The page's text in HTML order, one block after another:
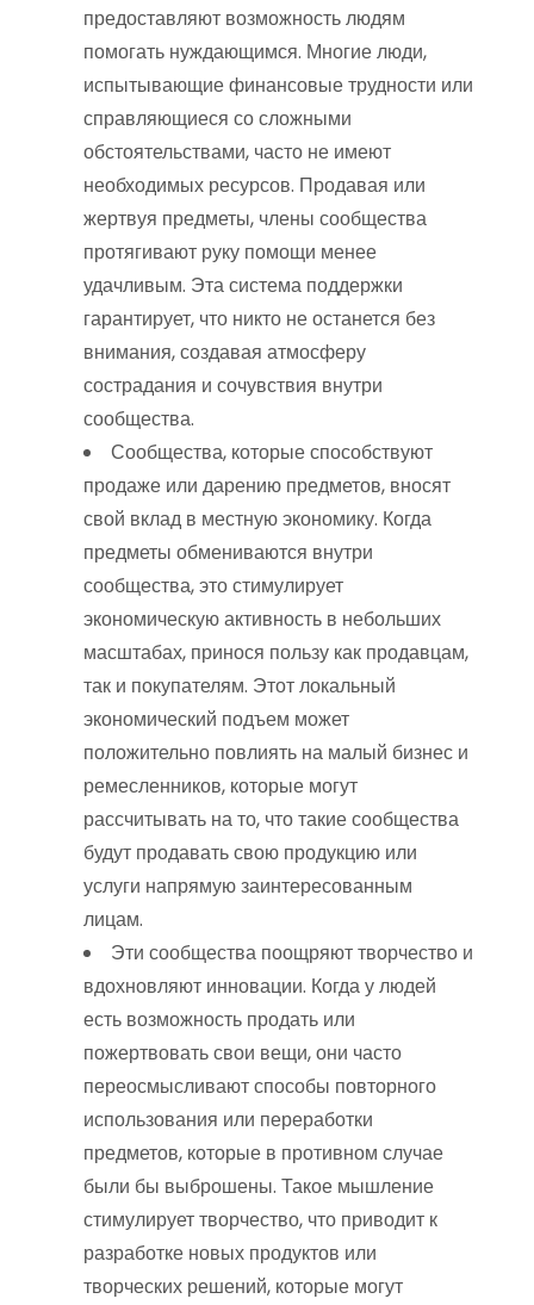
предоставляют возможность людям
помогать нуждающимся. Многие люди,
испытывающие финансовые трудности или
справляющиеся со сложными
обстоятельствами, часто не имеют
необходимых ресурсов. Продавая или
жертвуя предметы, члены сообщества
протягивают руку помощи менее
удачливым. Эта система поддержки
гарантирует, что никто не останется без
внимания, создавая атмосферу
сострадания и сочувствия внутри
сообщества.
Сообщества, которые способствуют
продаже или дарению предметов, вносят
свой вклад в местную экономику. Когда
предметы обмениваются внутри
сообщества, это стимулирует
экономическую активность в небольших
масштабах, принося пользу как продавцам,
так и покупателям. Этот локальный
экономический подъем может
положительно повлиять на малый бизнес и
ремесленников, которые могут
рассчитывать на то, что такие сообщества
будут продавать свою продукцию или
услуги напрямую заинтересованным
лицам.
Эти сообщества поощряют творчество и
вдохновляют инновации. Когда у людей
есть возможность продать или
пожертвовать свои вещи, они часто
переосмысливают способы повторного
использования или переработки
предметов, которые в противном случае
были бы выброшены. Такое мышление
стимулирует творчество, что приводит к
разработке новых продуктов или
творческих решений, которые могут